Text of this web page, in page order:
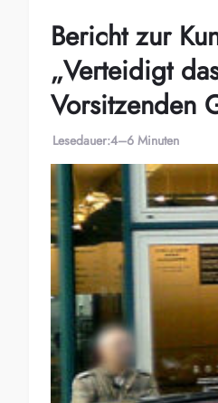
Bericht zur
„Verteidigt
Vorsitzenden
Lesedauer:4–6 Minuten